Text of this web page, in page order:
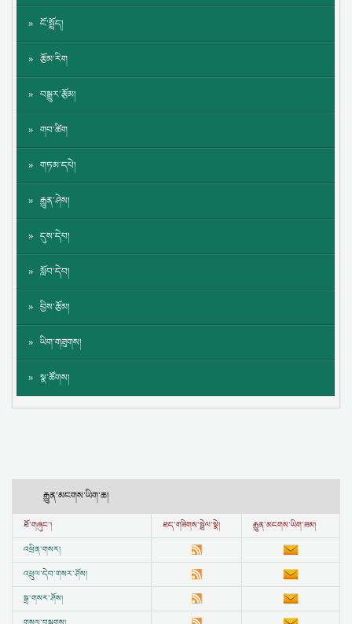
ངོ་སྤྲོད།
རྩོམ་རིག
བསྒྱུར་རྩོམ།
གབ་ཚིག
གཏམ་དཔེ།
རྒྱུན་ཤེས།
དུས་དེབ།
སློབ་དེབ།
བྱིས་རྩོམ།
ཡིག་གཟུགས།
སྣ་ཚོགས།
རྒྱུན་མངགས་ཡིག་ཆ།
ཐོ་གཞུང་། ཐད་གཟིགས་སྦྲེལ་སྣེ།
རྒྱུན་མངགས་ཡིག་ཟམ།
འཕྲིན་གསར།
འཕྲུལ་དེབ་གསར་ཤོས།
སྒྲ་གསར་ཤོས།